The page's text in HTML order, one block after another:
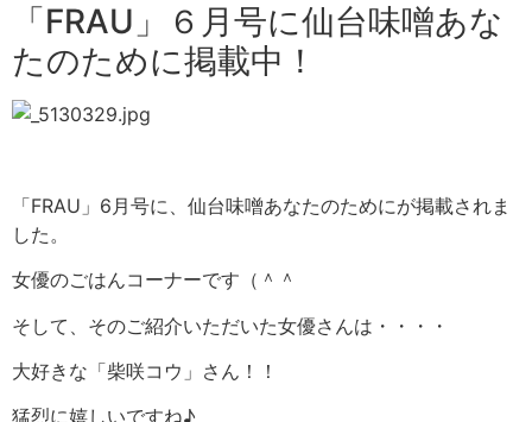
「FRAU」６月号に仙台味噌あな
たのために掲載中！
「FRAU」6月号に、仙台味噌あなたのためにが掲載されま
した。
女優のごはんコーナーです（＾＾
そして、そのご紹介いただいた女優さんは・・・・
大好きな「柴咲コウ」さん！！
猛烈に嬉しいですね♪